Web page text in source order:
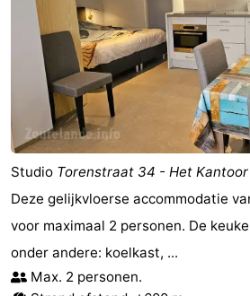
Studio Torenstraat 34 - Het Kantoor
Deze gelijkvloerse accommodatie
voor maximaal 2 personen. De
onder andere: koelkast, ...
Max. 2 personen.